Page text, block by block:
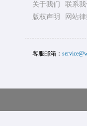
关于我们 联系我
版权声明
网站
客服邮箱：